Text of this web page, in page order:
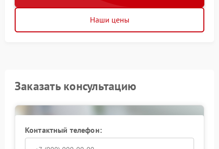
Наши цены
Заказать консультацию
Контактный телефон: